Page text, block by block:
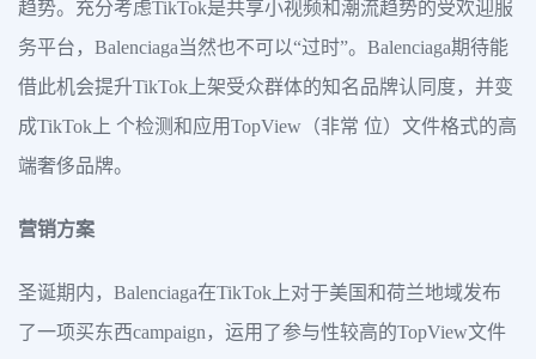
趋势。充分考虑TikTok是共享小视频和潮流趋势的受欢迎服
务平台，Balenciaga当然也不可以“过时”。Balenciaga期待能
借此机会提升TikTok上架受众群体的知名品牌认同度，并变
成TikTok上 个检测和应用TopView（非常 位）文件格式的高
端奢侈品牌。
营销方案
圣诞期内，Balenciaga在TikTok上对于美国和荷兰地域发布
了一项买东西campaign，运用了参与性较高的TopView文件